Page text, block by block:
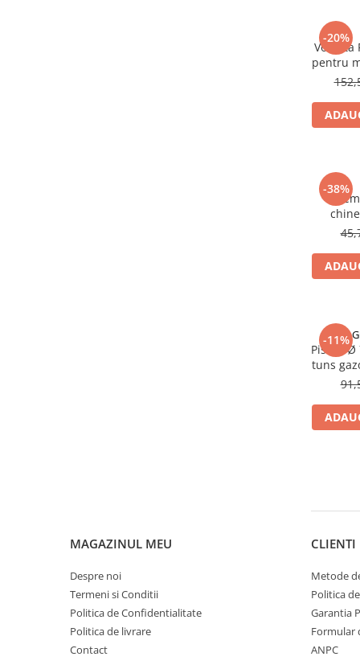
Consumabile
Consumabile drujbe
Consumabile motocoase
-20%
Volanta
pentru
-38%
-11%
Piston Ø
tuns
MAGAZINUL MEU
Despre noi
Termeni si Conditii
Politica de Confidentialitate
Politica de livrare
Contact
CLIENTI
Metode
Politica
Garantia
Formular
ANPC